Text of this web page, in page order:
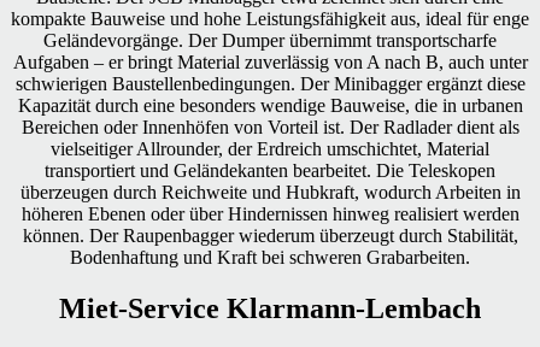
kompakte Bauweise und hohe Leistungsfähigkeit aus, ideal für enge
Geländevorgänge. Der Dumper übernimmt transportscharfe
Aufgaben – er bringt Material zuverlässig von A nach B, auch unter
schwierigen Baustellenbedingungen. Der Minibagger ergänzt diese
Kapazität durch eine besonders wendige Bauweise, die in urbanen
Bereichen oder Innenhöfen von Vorteil ist. Der Radlader dient als
vielseitiger Allrounder, der Erdreich umschichtet, Material
transportiert und Geländekanten bearbeitet. Die Teleskopen
überzeugen durch Reichweite und Hubkraft, wodurch Arbeiten in
höheren Ebenen oder über Hindernissen hinweg realisiert werden
können. Der Raupenbagger wiederum überzeugt durch Stabilität,
Bodenhaftung und Kraft bei schweren Grabarbeiten.
Miet-Service Klarmann-Lembach